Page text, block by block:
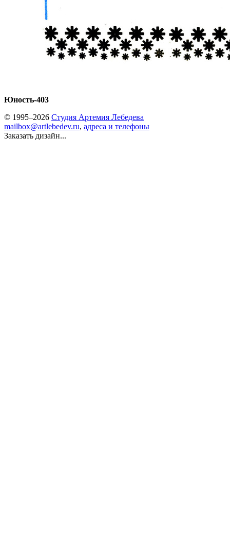
Юность-403
© 1995–2026 Студия Артемия Лебедева
mailbox@artlebedev.ru, адреса и телефоны
Заказать дизайн...